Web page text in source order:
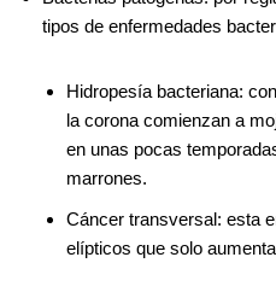
tipos de enfermedades
Hidropesía bacteriana:
la corona comienzan a
en unas pocas
marrones.
Cáncer transversal: esta
elípticos que solo